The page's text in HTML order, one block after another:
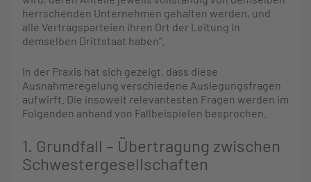
herrschenden Unternehmen gehalten werden, und
alle Vertragsparteien ihren Ort der Leitung in
demselben Drittstaat haben”.
In der Praxis hat sich gezeigt, dass diese
Ausnahmeregelung verschiedene Auslegungsfragen
aufwirft. Die insoweit relevantesten Fragen werden im
Folgenden anhand von Fallbeispielen besprochen.
1. Grundfall – Übertragung zwischen
Schwestergesellschaften